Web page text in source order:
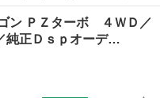
ン ■ グレード名： ＰＺ
イム４ＷＤ・ＣＶＴター
ン ＰＺターボ ４ＷＤ／
純正Ｄｓｐオーデ…